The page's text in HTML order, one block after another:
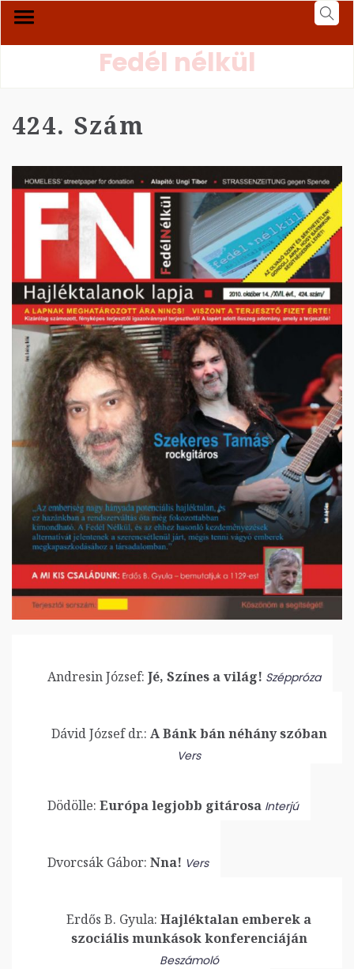
Fedél nélkül
424. Szám
Andresin József: Jé, Színes a világ! Széppróza
Dávid József dr.: A Bánk bán néhány szóban
Vers
Dödölle: Európa legjobb gitárosa Interjú
Dvorcsák Gábor: Nna! Vers
Erdős B. Gyula: Hajléktalan emberek a
szociális munkások konferenciáján
Beszámoló